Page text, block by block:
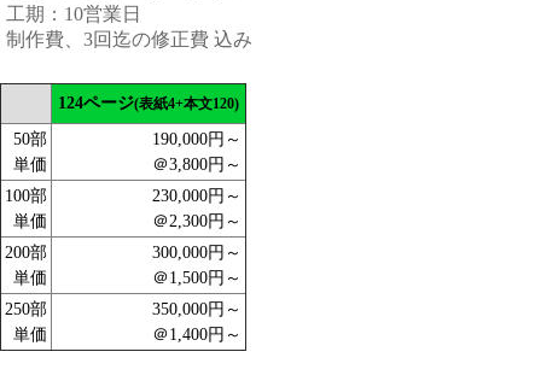
工期：10営業日
制作費、3回迄の修正費 込み
124ページ(表紙4+本文120)
50部
単価
190,000円～
＠3,800円～
100部
単価
230,000円～
＠2,300円～
200部
単価
300,000円～
＠1,500円～
250部
単価
350,000円～
＠1,400円～